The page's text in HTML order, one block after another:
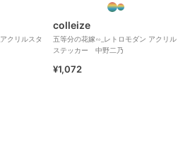
クリルスタ
colleize
五等分の花嫁∽_レトロモダン アクリル
ステッカー 中野二乃
¥1,072